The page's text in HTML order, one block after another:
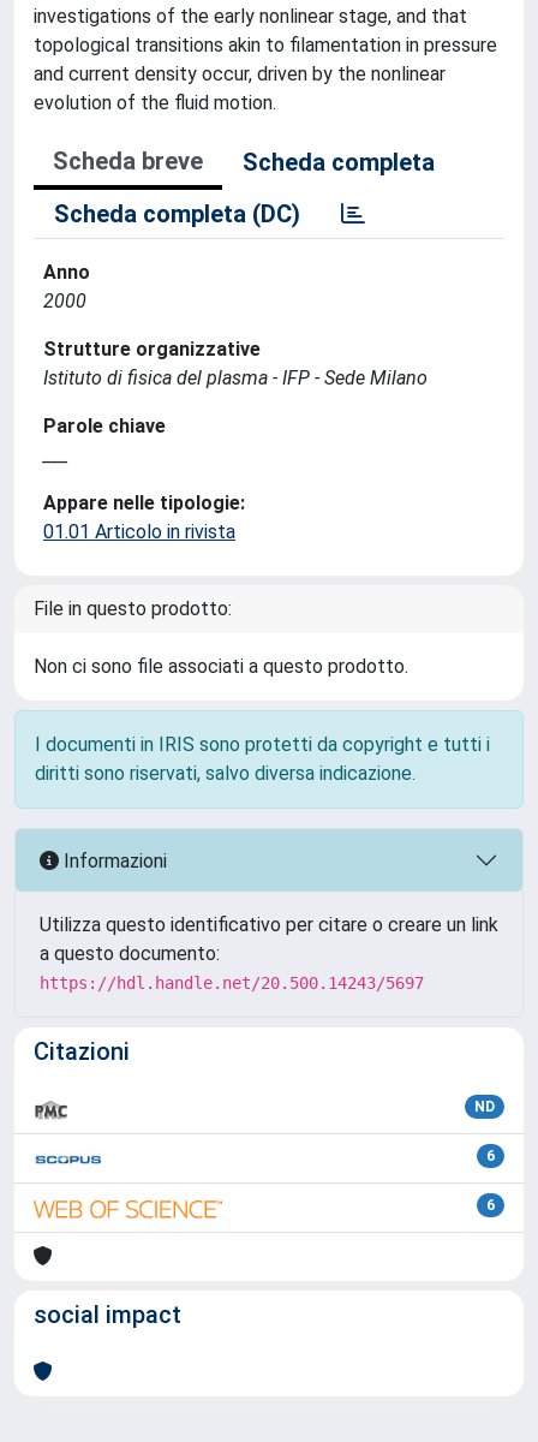
investigations of the early nonlinear stage, and that
topological transitions akin to filamentation in pressure
and current density occur, driven by the nonlinear
evolution of the fluid motion.
Scheda breve
Scheda completa
Scheda completa (DC)
Anno
2000
Strutture organizzative
Istituto di fisica del plasma - IFP - Sede Milano
Parole chiave
Appare nelle tipologie:
01.01 Articolo in rivista
File in questo prodotto:
Non ci sono file associati a questo prodotto.
I documenti in IRIS sono protetti da copyright e tutti i
diritti sono riservati, salvo diversa indicazione.
Informazioni
Utilizza questo identificativo per citare o creare un link
a questo documento:
https://hdl.handle.net/20.500.14243/5697
Citazioni
ND
6
6
social impact